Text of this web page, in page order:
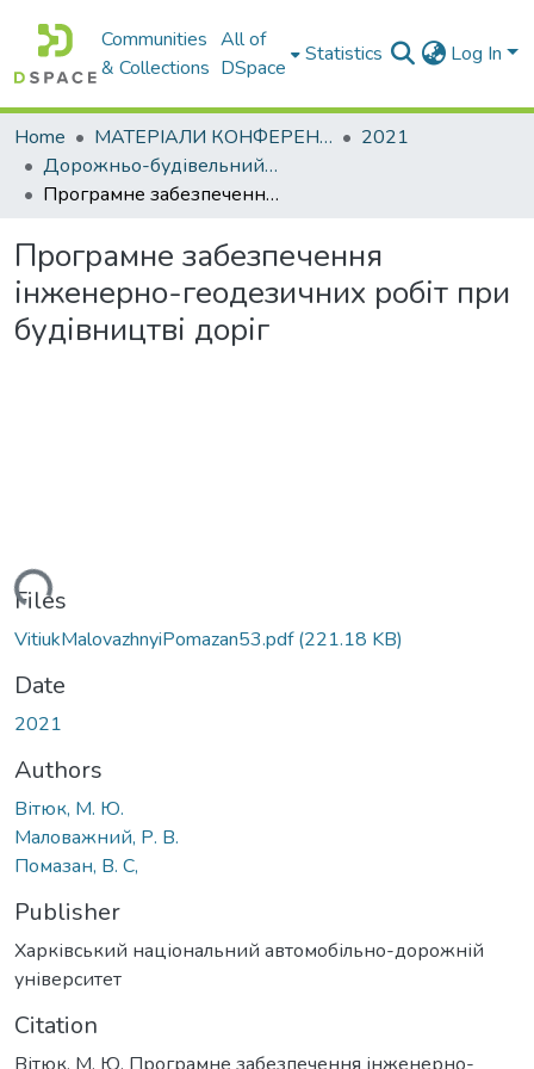
Communities
& Collections
All of
DSpace
Statistics Log In
Home МАТЕРІАЛИ КОНФЕРЕНЦІЙ
2021
Дорожньо-будівельний комплекс: проблеми, перспективи,інновації
Програмне забезпечення інженерно-геодезичних робіт при будівництві доріг
Програмне забезпечення
інженерно-геодезичних робіт при
будівництві доріг
Files
VitiukMalovazhnyiPomazan53.pdf(221.18 KB)
Date
2021
Authors
Вітюк, М. Ю.
Маловажний, Р. В.
Помазан, В. С,
Publisher
Харківський національний автомобільно-дорожній
університет
Citation